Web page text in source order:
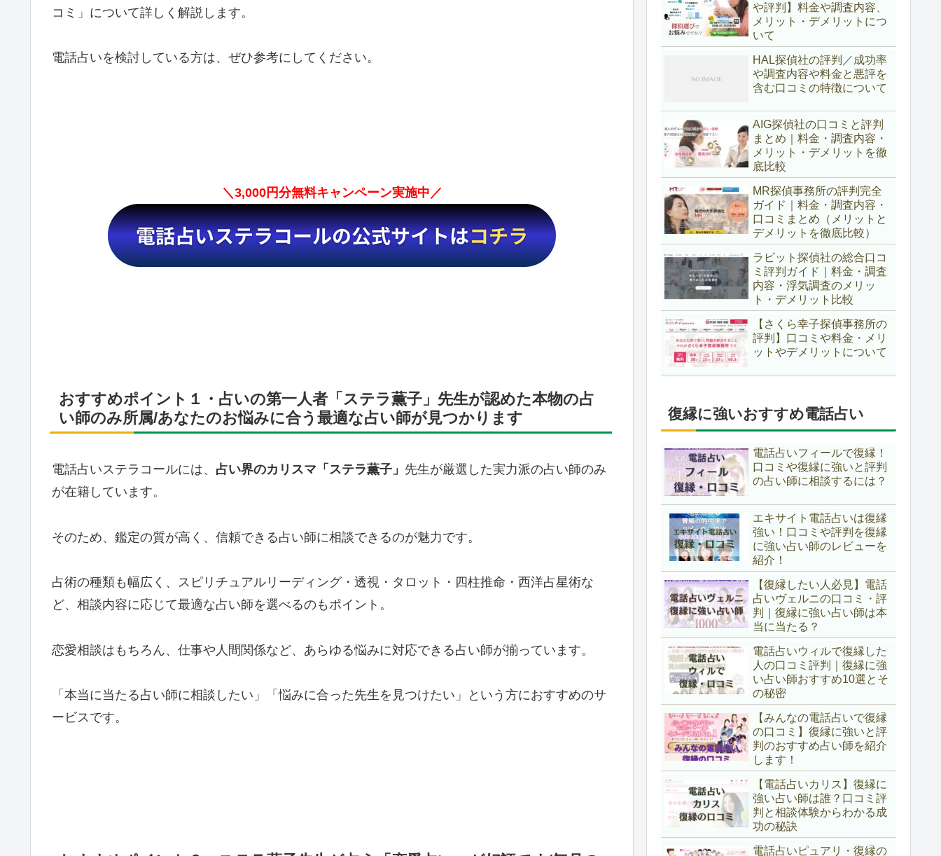
コミ」について詳しく解説します。
電話占いを検討している方は、ぜひ参考にしてください。
＼3,000円分無料キャンペーン実施中／
おすすめポイント１・占いの第一人者「ステラ薫子」先生が認めた本物の占
い師のみ所属/あなたのお悩みに合う最適な占い師が見つかります
電話占いステラコールには、 占い界のカリスマ「ステラ薫子」 先生が厳選した実力派の占い師のみ
が在籍しています。
そのため、鑑定の質が高く、信頼できる占い師に相談できるのが魅力です。
占術の種類も幅広く、スピリチュアルリーディング・透視・タロット・四柱推命・西洋占星術な
ど、相談内容に応じて最適な占い師を選べるのもポイント。
恋愛相談はもちろん、仕事や人間関係など、あらゆる悩みに対応できる占い師が揃っています。
「本当に当たる占い師に相談したい」「悩みに合った先生を見つけたい」という方におすすめのサ
ービスです。
や評判】料金や調査内容、
メリット・デメリットにつ
いて
HAL探偵社の評判／成功率
や調査内容や料金と悪評を
含む口コミの特徴について
AIG探偵社の口コミと評判
まとめ｜料金・調査内容・
メリット・デメリットを徹
底比較
MR探偵事務所の評判完全
ガイド｜料金・調査内容・
口コミまとめ（メリットと
デメリットを徹底比較）
ラビット探偵社の総合口コ
ミ評判ガイド｜料金・調査
内容・浮気調査のメリッ
ト・デメリット比較
【さくら幸子探偵事務所の
評判】口コミや料金・メリ
ットやデメリットについて
復縁に強いおすすめ電話占い
電話占いフィールで復縁！
口コミや復縁に強いと評判
の占い師に相談するには？
エキサイト電話占いは復縁
強い！口コミや評判を復縁
に強い占い師のレビューを
紹介！
【復縁したい人必見】電話
占いヴェルニの口コミ・評
判｜復縁に強い占い師は本
当に当たる？
電話占いウィルで復縁した
人の口コミ評判｜復縁に強
い占い師おすすめ10選とそ
の秘密
【みんなの電話占いで復縁
の口コミ】復縁に強いと評
判のおすすめ占い師を紹介
します！
【電話占いカリス】復縁に
強い占い師は誰？口コミ評
判と相談体験からわかる成
功の秘訣
電話占いピュアリ・復縁の